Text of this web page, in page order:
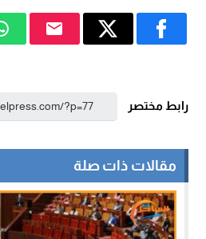
رابط مختصر
مقالات ذات صلة